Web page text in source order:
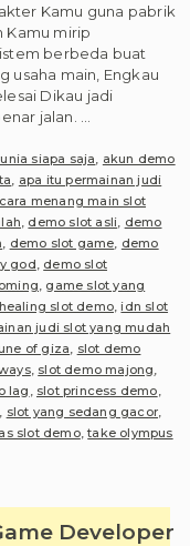
Kamu guna pabrik
Kamu mirip
berbeda buat
usaha main, Engkau
Dikau jadi
jalan. …
siapa saja, akun demo
, apa itu permainan judi
cara menang main slot
, demo slot asli, demo
, demo slot game, demo
god, demo slot
, game slot yang
healing slot demo,idn slot
judi slot yang mudah
of giza, slot demo
, slot demo majong,
lag , slot princess demo,
, slot yang sedang gacor,
slot demo,take olympus
Developer